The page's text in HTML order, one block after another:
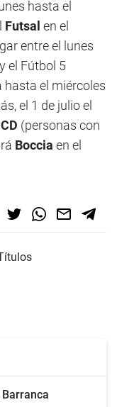
hasta el
Futsal en el
entre el lunes
el Fútbol 5
hasta el miércoles
el 1 de julio el
(personas con
Boccia en el